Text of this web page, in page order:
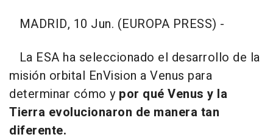
MADRID, 10 Jun. (EUROPA PRESS) -
La ESA ha seleccionado el desarrollo de la
misión orbital EnVision a Venus para
determinar cómo y por qué Venus y la
Tierra evolucionaron de manera tan
diferente.